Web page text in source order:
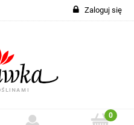
Zaloguj się